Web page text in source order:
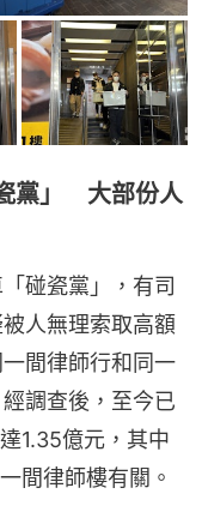
黨」 大部份人
碰瓷黨」，有司
人無理索取高額
間律師行和同一
調查後，至今已
1.35億元，其中
間律師樓有關。